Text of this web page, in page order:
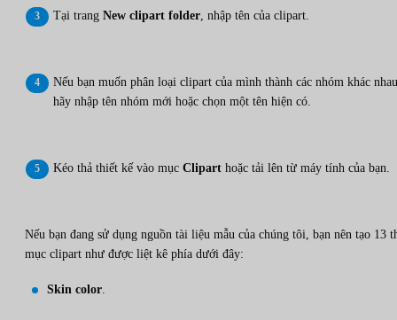
Tại trang New clipart folder, nhập tên của clipart.
Nếu bạn muốn phân loại clipart của mình thành các nhóm khác
hãy nhập tên nhóm mới hoặc chọn một tên hiện có.
Kéo thả thiết kế vào mục Clipart hoặc tải lên từ máy tính của bạn.
Nếu bạn đang sử dụng nguồn tài liệu mẫu của chúng tôi, bạn nên tạo 13
mục clipart như được liệt kê phía dưới đây:
Skin color